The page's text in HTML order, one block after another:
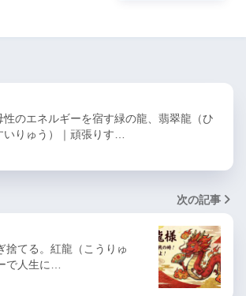
性のエネルギーを宿す緑の龍、翡翠龍（ひ
いりゅう）｜頑張りす…
次の記事
捨てる。紅龍（こうりゅ
で人生に…